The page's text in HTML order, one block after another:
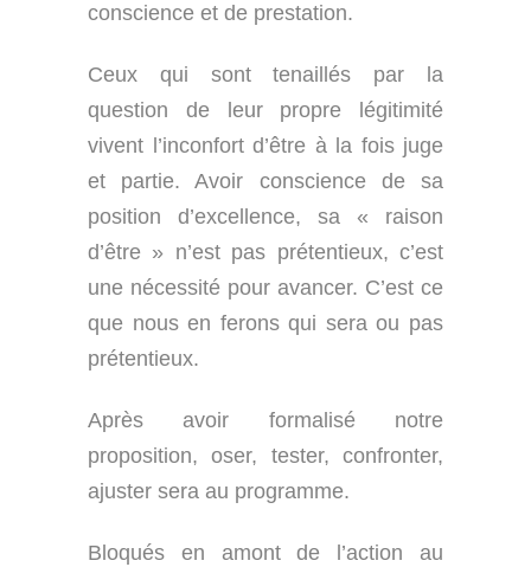
conscience et de prestation.
Ceux qui sont tenaillés par la
question de leur propre légitimité
vivent l’inconfort d’être à la fois juge
et partie. Avoir conscience de sa
position d’excellence, sa « raison
d’être » n’est pas prétentieux, c’est
une nécessité pour avancer. C’est ce
que nous en ferons qui sera ou pas
prétentieux.
Après avoir formalisé notre
proposition, oser, tester, confronter,
ajuster sera au programme.
Bloqués en amont de l’action au